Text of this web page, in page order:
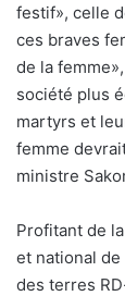
festif», celle
ces braves
de la
société plus
martyrs et
femme
ministre
Profitant de
et national de
des terres